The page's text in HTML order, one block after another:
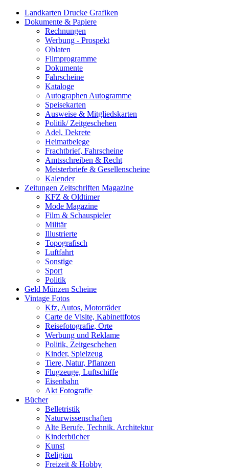
Landkarten Drucke Grafiken
Dokumente & Papiere
Rechnungen
Werbung - Prospekt
Oblaten
Filmprogramme
Dokumente
Fahrscheine
Kataloge
Autographen Autogramme
Speisekarten
Ausweise & Mitgliedskarten
Politik/ Zeitgeschehen
Adel, Dekrete
Heimatbelege
Frachtbrief, Fahrscheine
Amtsschreiben & Recht
Meisterbriefe & Gesellenscheine
Kalender
Zeitungen Zeitschriften Magazine
KFZ & Oldtimer
Mode Magazine
Film & Schauspieler
Militär
Illustrierte
Topografisch
Luftfahrt
Sonstige
Sport
Politik
Geld Münzen Scheine
Vintage Fotos
Kfz, Autos, Motorräder
Carte de Visite, Kabinettfotos
Reisefotografie, Orte
Werbung und Reklame
Politik, Zeitgeschehen
Kinder, Spielzeug
Tiere, Natur, Pflanzen
Flugzeuge, Luftschiffe
Eisenbahn
Akt Fotografie
Bücher
Belletristik
Naturwissenschaften
Alte Berufe, Technik. Architektur
Kinderbücher
Kunst
Religion
Freizeit & Hobby